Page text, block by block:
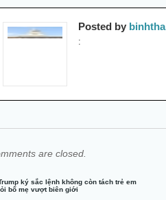
Posted by
:
are closed.
ký sắc lệnh không còn tách trẻ em
bố mẹ vượt biên giới